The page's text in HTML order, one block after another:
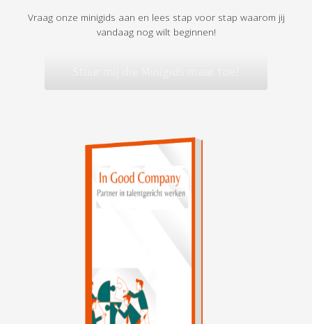
Vraag onze minigids aan en lees stap voor stap waarom jij
vandaag nog wilt beginnen!